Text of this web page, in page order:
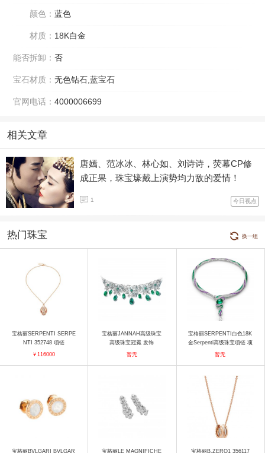
颜色： 蓝色
材质： 18K白金
能否拆卸： 否
宝石材质： 无色钻石,蓝宝石
官网电话： 4000006699
相关文章
唐嫣、范冰冰、林心如、刘诗诗，荧幕CP修
成正果，珠宝壕戴上演势均力敌的爱情！
1 今日视点
热门珠宝 换一组
宝格丽SERPENTI SERPE
NTI 352748 项链
￥116000
宝格丽JANNAH高级珠宝
高级珠宝冠冕 发饰
暂无
宝格丽SERPENTI白色18K
金Serpenti高级珠宝项链 项
链
暂无
宝格丽BVLGARI BVLGAR 宝格丽LE MAGNIFICHE 宝格丽B.ZERO1 356117